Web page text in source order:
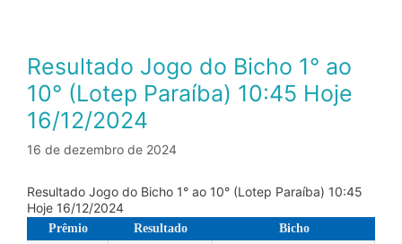
Resultado Jogo do Bicho 1° ao
10° (Lotep Paraíba) 10:45 Hoje
16/12/2024
16 de dezembro de 2024
Resultado Jogo do Bicho 1° ao 10° (Lotep Paraíba) 10:45
Hoje 16/12/2024
Prêmio Resultado Bicho